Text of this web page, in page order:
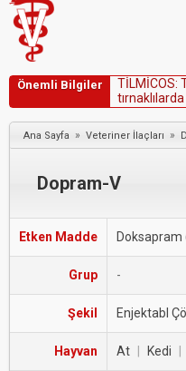
Önemli Bilgiler TİLMİCOS:
tırnakı arda
tilmikosiniç
tehlikelidir.
Ana Sayfa » Veteriner İlaçları » D
Dopram-V
Etken Madde Doksapram
Grup -
Şekil Enjektabl
Hayvan At Kedi